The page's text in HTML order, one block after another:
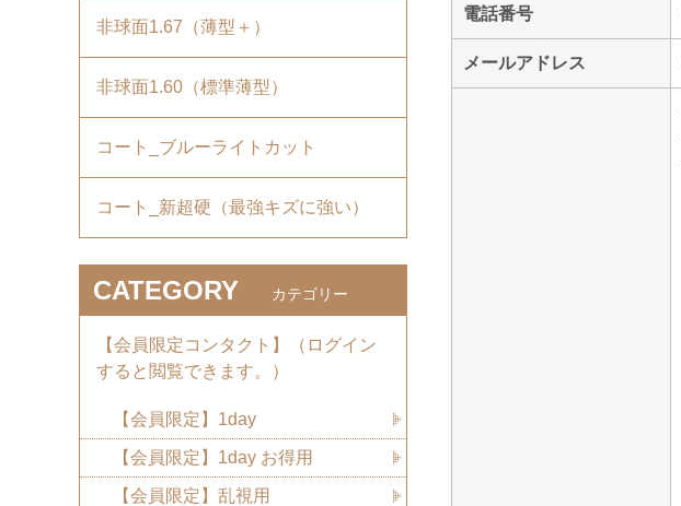
電話番号
メールアドレス
非球面1.67（薄型＋）
非球面1.60（標準薄型）
コート_ブルーライトカット
コート_新超硬（最強キズに強い）
CATEGORY カテゴリー
【会員限定コンタクト】（ログイン
すると閲覧できます。）
【会員限定】1day
【会員限定】1day お得用
【会員限定】乱視用